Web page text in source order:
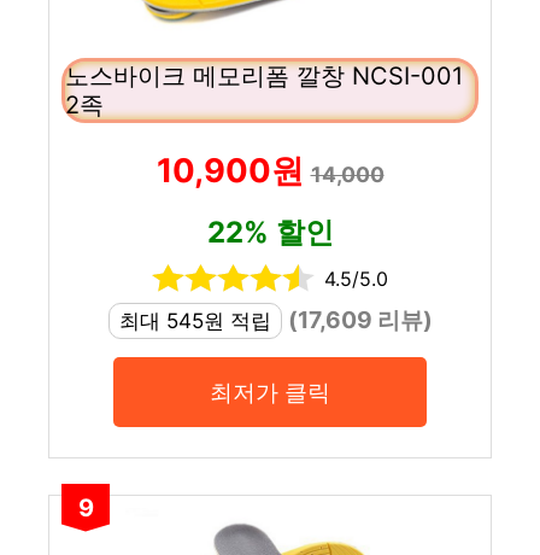
노스바이크 메모리폼 깔창 NCSI-001
2족
10,900원14,000
22% 할인
4.5/5.0
최대 545원 적립
(17,609 리뷰)
최저가 클릭
9